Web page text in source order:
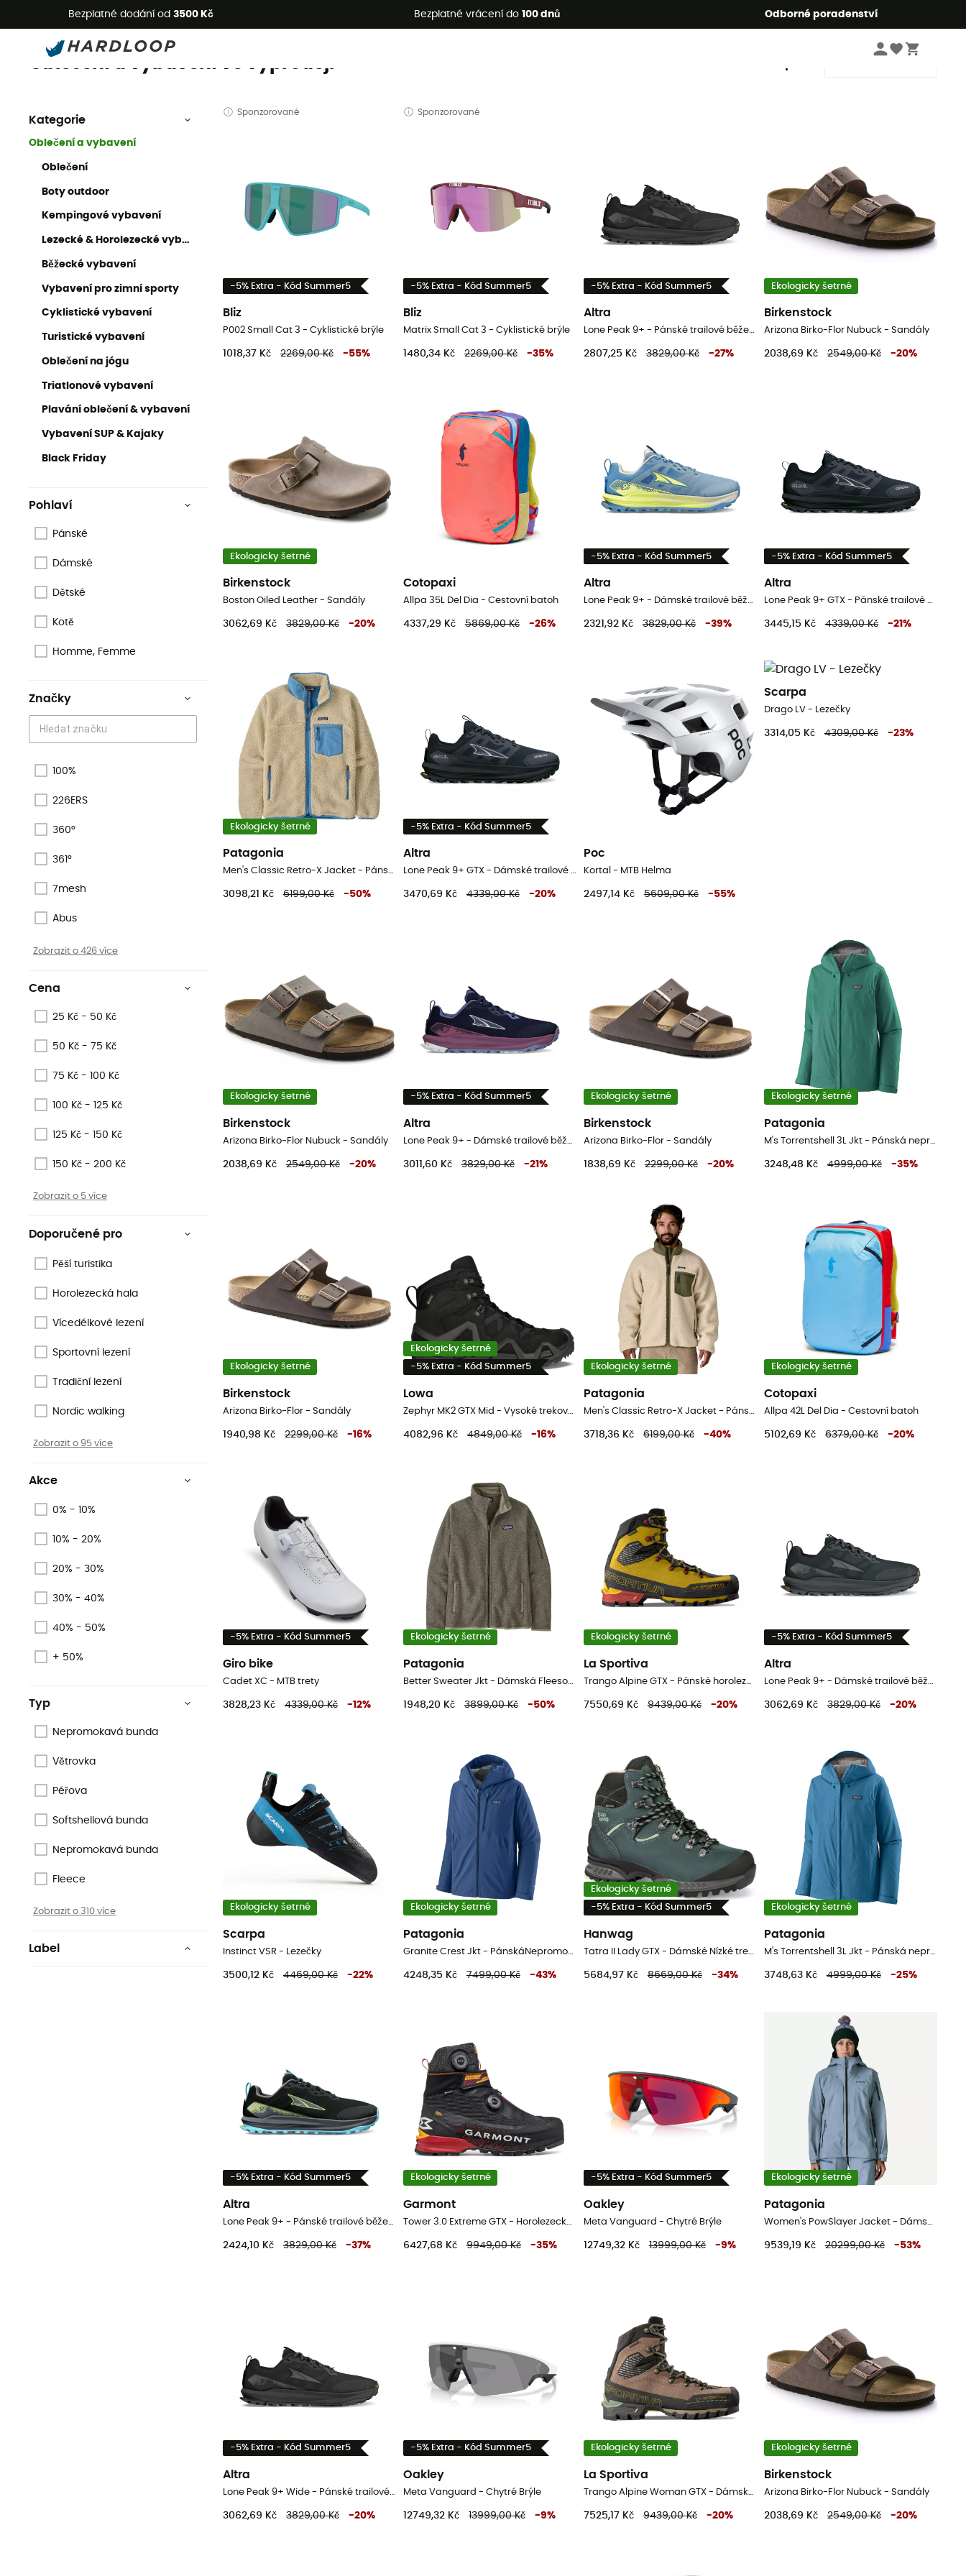
Bezplatné dodání od 3500 Kč Bezplatné vrácení do 100 dnů Odborné poradenství
Letní akce 🔥 -5 % EXTRA při nákupu 2 produktů* s kódem Summer5
Oblečení a vybavení Outlet
Oblečení a vybavení ve výprodeji
Kategorie
Oblečení a vybavení
Oblečení
Boty outdoor
Kempingové vybavení
Lezecké & Horolezecké vybavení
Běžecké vybavení
Vybavení pro zimní sporty
Cyklistické vybavení
Turistické vybavení
Oblečení na jógu
Triatlonové vybavení
Plavání oblečení & vybavení
Vybavení SUP & Kajaky
Black Friday
Pohlaví
Pánské
Dámské
Dětské
Kotě
Homme, Femme
Značky
100%
226ERS
360°
361°
7mesh
Abus
Zobrazit o 426 více
Cena
25 Kč - 50 Kč
50 Kč - 75 Kč
75 Kč - 100 Kč
100 Kč - 125 Kč
125 Kč - 150 Kč
150 Kč - 200 Kč
Zobrazit o 5 více
Doporučené pro
Pěší turistika
Horolezecká hala
Vícedélkové lezení
Sportovní lezení
Tradiční lezení
Nordic walking
Zobrazit o 95 více
Akce
0% - 10%
10% - 20%
20% - 30%
30% - 40%
40% - 50%
+ 50%
Typ
Nepromokavá bunda
Větrovka
Péřova
Softshellová bunda
Nepromokavá bunda
Fleece
Zobrazit o 310 více
Label
Sponzorované
-5% Extra - Kód Summer5
Bliz
P002 Small Cat 3 - Cyklistické brýle
1018,37 Kč 2269,00 Kč -55%
Sponzorované
-5% Extra - Kód Summer5
Bliz
Matrix Small Cat 3 - Cyklistické brýle
1480,34 Kč 2269,00 Kč -35%
-5% Extra - Kód Summer5
Altra
Lone Peak 9+ - Pánské trailové běžecké boty
2807,25 Kč 3829,00 Kč -27%
Ekologicky šetrné
Birkenstock
Arizona Birko-Flor Nubuck - Sandály
2038,69 Kč 2549,00 Kč -20%
Ekologicky šetrné
Birkenstock
Boston Oiled Leather - Sandály
3062,69 Kč 3829,00 Kč -20%
Cotopaxi
Allpa 35L Del Dia - Cestovní batoh
4337,29 Kč 5869,00 Kč -26%
-5% Extra - Kód Summer5
Altra
Lone Peak 9+ - Dámské trailové běžecké boty
2321,92 Kč 3829,00 Kč -39%
-5% Extra - Kód Summer5
Altra
Lone Peak 9+ GTX - Pánské trailové běžecké boty
3445,15 Kč 4339,00 Kč -21 %
Ekologicky šetrné
Patagonia
Men's Classic Retro-X Jacket - Pánská fleesová mikina
3098,21 Kč 6199,00 Kč -50%
-5% Extra - Kód Summer5
Altra
Lone Peak 9+ GTX - Dámské trailové běžecké boty
3470,69 Kč 4339,00 Kč -20%
Poc
Kortal - MTB Helma
2497,14 Kč 5609,00 Kč -55%
Scarpa
Drago LV - Lezečky
3314,05 Kč 4309,00 Kč -23%
Ekologicky šetrné
Birkenstock
Arizona Birko-Flor Nubuck - Sandály
2038,69 Kč 2549,00 Kč -20%
-5% Extra - Kód Summer5
Altra
Lone Peak 9+ - Dámské trailové běžecké boty
3011,60 Kč 3829,00 Kč -21 %
Ekologicky šetrné
Birkenstock
Arizona Birko-Flor - Sandály
1838,69 Kč 2299,00 Kč -20%
Ekologicky šetrné
Patagonia
M's Torrentshell 3L Jkt - Pánská nepromokavá bunda
3248,48 Kč 4999,00 Kč -35%
Ekologicky šetrné
Birkenstock
Arizona Birko-Flor - Sandály
1940,98 Kč 2299,00 Kč -16%
Ekologicky šetrné
-5% Extra - Kód Summer5
Lowa
Zephyr MK2 GTX Mid - Vysoké trekové boty
4082,96 Kč 4849,00 Kč -16%
Ekologicky šetrné
Patagonia
Men's Classic Retro-X Jacket - Pánská fleesová mikina
3718,36 Kč 6199,00 Kč -40%
Ekologicky šetrné
Cotopaxi
Allpa 42L Del Dia - Cestovní batoh
5102,69 Kč 6379,00 Kč -20%
-5% Extra - Kód Summer5
Giro bike
Cadet XC - MTB trety
3828,23 Kč 4339,00 Kč -12%
Ekologicky šetrné
Patagonia
Better Sweater Jkt - Dámská Fleesová mikina
1948,20 Kč 3899,00 Kč -50%
Ekologicky šetrné
La Sportiva
Trango Alpine GTX - Pánské horolezecké boty
7550,69 Kč 9439,00 Kč -20%
-5% Extra - Kód Summer5
Altra
Lone Peak 9+ - Dámské trailové běžecké boty
3062,69 Kč 3829,00 Kč -20%
Ekologicky šetrné
Scarpa
Instinct VSR - Lezečky
3500,12 Kč 4469,00 Kč -22%
Ekologicky šetrné
Patagonia
Granite Crest Jkt - PánskáNepromokavá bunda
4248,35 Kč 7499,00 Kč -43%
Ekologicky šetrné
-5% Extra - Kód Summer5
Hanwag
Tatra II Lady GTX - Dámské Nízké trekové boty
5684,97 Kč 8669,00 Kč -34%
Ekologicky šetrné
Patagonia
M's Torrentshell 3L Jkt - Pánská nepromokavá bunda
3748,63 Kč 4999,00 Kč -25%
-5% Extra - Kód Summer5
Altra
Lone Peak 9+ - Pánské trailové běžecké boty
2424,10 Kč 3829,00 Kč -37%
Ekologicky šetrné
Garmont
Tower 3.0 Extreme GTX - Horolezecké boty
6427,68 Kč 9949,00 Kč -35%
-5% Extra - Kód Summer5
Oakley
Meta Vanguard - Chytré Brýle
12749,32 Kč 13999,00 Kč -9%
Ekologicky šetrné
Patagonia
Women's PowSlayer Jacket - Dámská lyžařská bunda
9539,19 Kč 20299,00 Kč -53%
-5% Extra - Kód Summer5
Altra
Lone Peak 9+ Wide - Pánské trailové běžecké boty
3062,69 Kč 3829,00 Kč -20%
-5% Extra - Kód Summer5
Oakley
Meta Vanguard - Chytré Brýle
12749,32 Kč 13999,00 Kč -9%
Ekologicky šetrné
La Sportiva
Trango Alpine Woman GTX - Dámské horolezecké boty
7525,17 Kč 9439,00 Kč -20%
Ekologicky šetrné
Birkenstock
Arizona Birko-Flor Nubuck - Sandály
2038,69 Kč 2549,00 Kč -20%